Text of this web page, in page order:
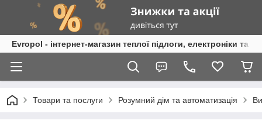
Evropol - інтернет-магазин теплої підлоги, електроніки та
Товари та послуги Розумний дім та автоматизація